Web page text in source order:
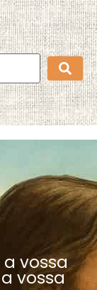
vossa
vossa